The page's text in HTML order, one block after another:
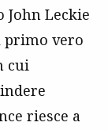
Leckie
primo vero
cui
riesce a